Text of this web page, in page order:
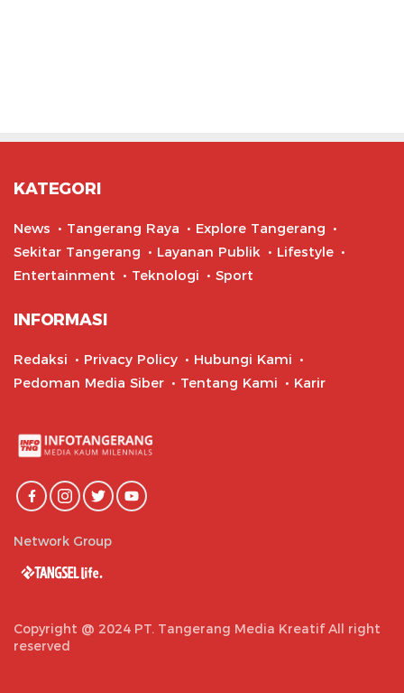
KATEGORI
News Tangerang Raya
Explore Tangerang
Sekitar Tangerang
Layanan Publik
Lifestyle
Entertainment
Teknologi Sport
INFORMASI
Redaksi Privacy Policy
Hubungi Kami
Pedoman Media Siber
Tentang Kami Karir
Network Group
Copyright @ 2024 PT. Tangerang Media Kreatif All right
reserved